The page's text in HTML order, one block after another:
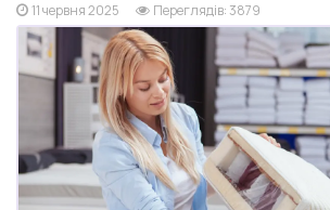
11 червня 2025 Переглядів: 3879